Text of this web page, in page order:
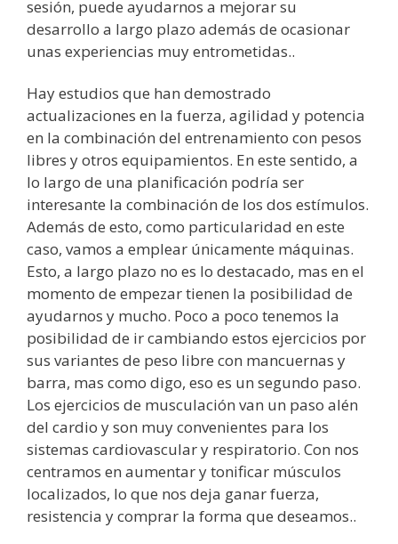
sesión, puede ayudarnos a mejorar su
desarrollo a largo plazo además de ocasionar
unas experiencias muy entrometidas..
Hay estudios que han demostrado
actualizaciones en la fuerza, agilidad y potencia
en la combinación del entrenamiento con pesos
libres y otros equipamientos. En este sentido, a
lo largo de una planificación podría ser
interesante la combinación de los dos estímulos.
Además de esto, como particularidad en este
caso, vamos a emplear únicamente máquinas.
Esto, a largo plazo no es lo destacado, mas en el
momento de empezar tienen la posibilidad de
ayudarnos y mucho. Poco a poco tenemos la
posibilidad de ir cambiando estos ejercicios por
sus variantes de peso libre con mancuernas y
barra, mas como digo, eso es un segundo paso.
Los ejercicios de musculación van un paso alén
del cardio y son muy convenientes para los
sistemas cardiovascular y respiratorio. Con nos
centramos en aumentar y tonificar músculos
localizados, lo que nos deja ganar fuerza,
resistencia y comprar la forma que deseamos..